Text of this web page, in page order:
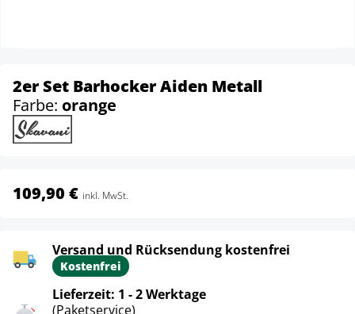
2er Set Barhocker Aiden Metall
Farbe: orange
109,90 € inkl. MwSt.
Versand und Rücksendung kostenfrei
Kostenfrei
Lieferzeit: 1 - 2 Werktage
(Paketservice)